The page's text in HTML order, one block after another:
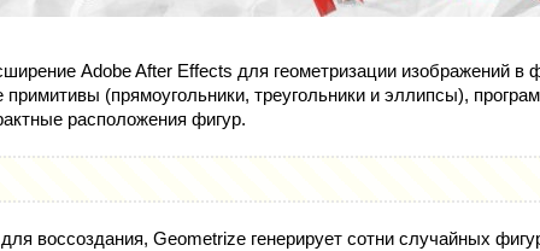
Adobe After Effects для геометризации изображений в
примитивы (прямоугольники, треугольники и эллипсы),
расположения фигур.
воссоздания, Geometrize генерирует сотни случайных